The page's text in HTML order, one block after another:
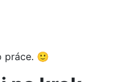
práce. 🙂